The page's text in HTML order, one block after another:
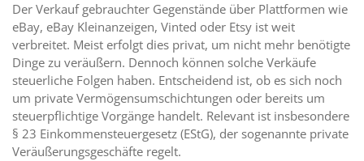
Der Verkauf gebrauchter Gegenstände über Plattformen wie
eBay, eBay Kleinanzeigen, Vinted oder Etsy ist weit
verbreitet. Meist erfolgt dies privat, um nicht mehr benötigte
Dinge zu veräußern. Dennoch können solche Verkäufe
steuerliche Folgen haben. Entscheidend ist, ob es sich noch
um private Vermögensumschichtungen oder bereits um
steuerpflichtige Vorgänge handelt. Relevant ist insbesondere
§ 23 Einkommensteuergesetz (EStG), der sogenannte private
Veräußerungsgeschäfte regelt.